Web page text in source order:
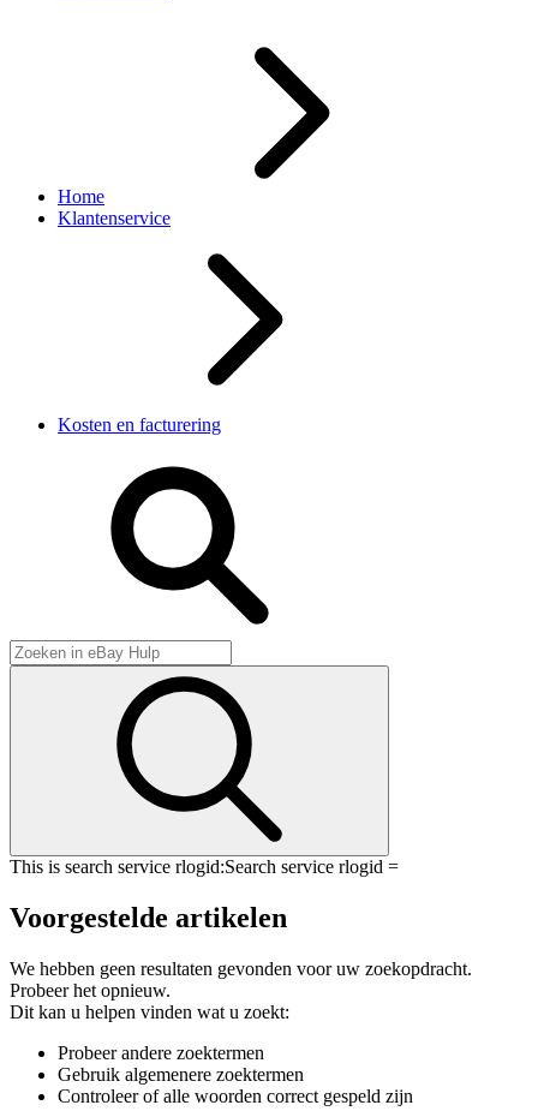
Home
Klantenservice
Kosten en facturering
This is search service rlogid:Search service rlogid =
Voorgestelde artikelen
We hebben geen resultaten gevonden voor uw zoekopdracht.
Probeer het opnieuw.
Dit kan u helpen vinden wat u zoekt:
Probeer andere zoektermen
Gebruik algemenere zoektermen
Controleer of alle woorden correct gespeld zijn